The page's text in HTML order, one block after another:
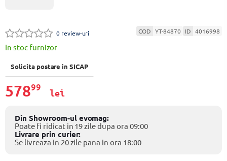
0 review-uri COD YT-84870 ID 4016998
In stoc furnizor
Solicita postare in SICAP
57899
lei
Din Showroom-ul evomag:
Poate fi ridicat in 19 zile dupa ora 09:00
Livrare prin curier:
Se livreaza in 20 zile pana in ora 18:00